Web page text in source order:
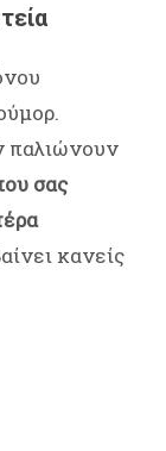
παλιώνουν
σας
κανείς